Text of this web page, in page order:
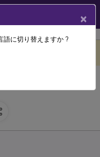
×
語に切り替えますか ?